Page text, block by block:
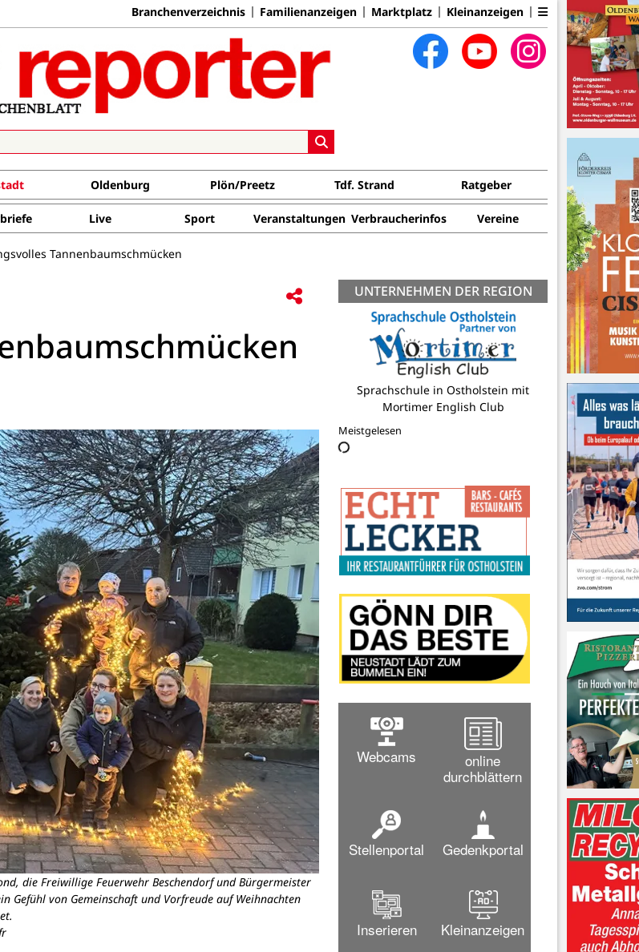
Branchenverzeichnis Familienanzeigen Marktplatz Kleinanzeigen
Oldenburg Plön/Preetz Tdf. Strand Ratgeber
Live Sport Veranstaltungen Verbraucherinfos Vereine
Tannenbaumschmücken
die Freiwillige Feuerwehr Beschendorf und Bürgermeister
Gefühl von Gemeinschaft und Vorfreude auf Weihnachten
UNTERNEHMEN DER REGION
C. F. Janus
Meistgelesen
Webcams
online
durchblättern
Stellenportal Gedenkportal
Inserieren Kleinanzeigen